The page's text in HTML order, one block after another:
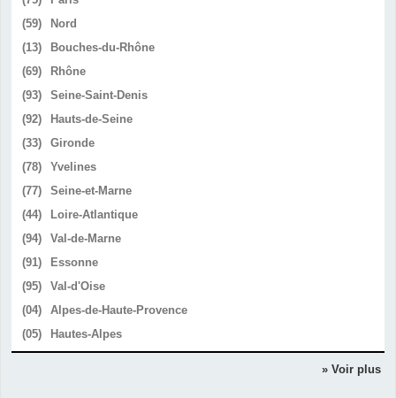
(59)
Nord
(13)
Bouches-du-Rhône
(69)
Rhône
(93)
Seine-Saint-Denis
(92)
Hauts-de-Seine
(33)
Gironde
(78)
Yvelines
(77)
Seine-et-Marne
(44)
Loire-Atlantique
(94)
Val-de-Marne
(91)
Essonne
(95)
Val-d'Oise
(04)
Alpes-de-Haute-Provence
(05)
Hautes-Alpes
» Voir plus